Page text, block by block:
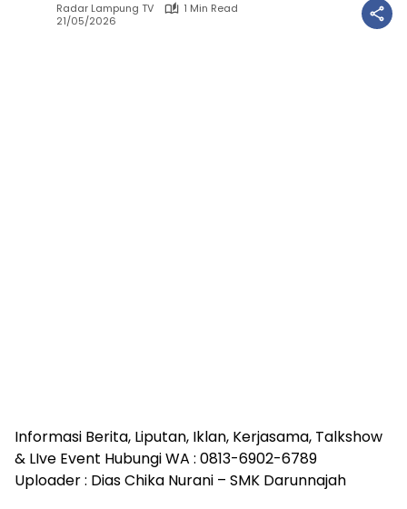
Radar Lampung TV
1 Min Read
21/05/2026
Informasi Berita, Liputan, Iklan, Kerjasama, Talkshow
& LIve Event Hubungi WA : 0813-6902-6789
Uploader : Dias Chika Nurani – SMK Darunnajah